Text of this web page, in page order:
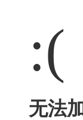
:(
无法